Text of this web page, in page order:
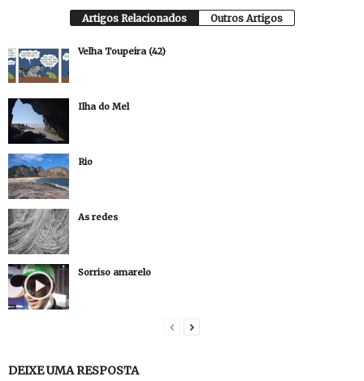
Artigos Relacionados Outros Artigos
Velha Toupeira (42)
Ilha do Mel
Rio
As redes
Sorriso amarelo
DEIXE UMA RESPOSTA